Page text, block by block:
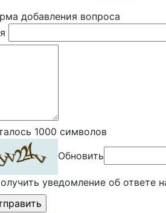
добавления вопроса
1000 символов
Обновить
уведомление об ответе